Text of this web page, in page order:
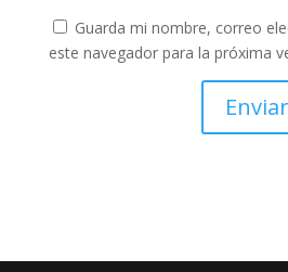
Guarda mi nombre, correo
este navegador para la próxima